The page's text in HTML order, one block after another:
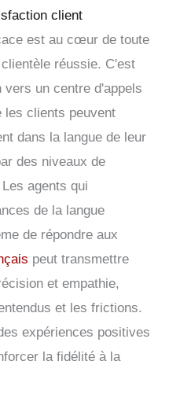
client
est au cœur de toute
réussie. C'est
vers un centre d'appels
les clients peuvent
dans la langue de leur
des niveaux de
agents qui
de la langue
de répondre aux
peut transmettre
et empathie,
et les frictions.
expériences positives
la fidélité à la